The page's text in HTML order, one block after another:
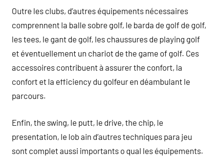
Outre les clubs, d’autres équipements nécessaires
comprennent la balle sobre golf, le barda de golf de golf,
les tees, le gant de golf, les chaussures de playing golf
et éventuellement un chariot de the game of golf. Ces
accessoires contribuent à assurer the confort, la
confort et la efficiency du golfeur en déambulant le
parcours.
Enfin, the swing, le putt, le drive, the chip, le
presentation, le lob ain d’autres techniques para jeu
sont complet aussi importants o qual les équipements.